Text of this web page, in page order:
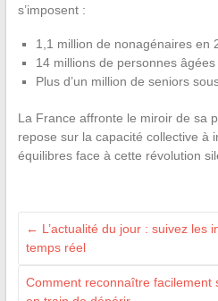
s’imposent :
1,1 million de nonagénaires en
14 millions de personnes
Plus d’un million de seniors
La France affronte le miroir de sa
repose sur la capacité collective à
équilibres face à cette révolution
← L’actualité du jour : suivez les
temps réel
Comment reconnaître facilement